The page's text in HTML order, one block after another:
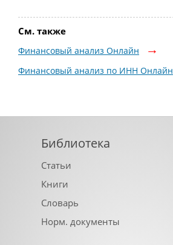
См. также
Финансовый анализ Онлайн
Финансовый анализ по ИНН Онлайн
Библиотека
Статьи
Книги
Словарь
Норм. документы